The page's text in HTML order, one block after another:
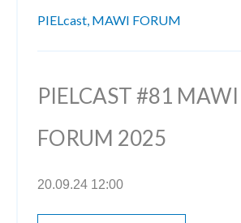
PIELcast, MAWI FORUM
PIELCAST #81 MAWI
FORUM 2025
20.09.24 12:00